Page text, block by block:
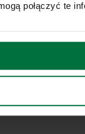
połączyć te